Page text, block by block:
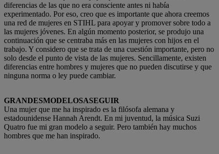
diferencias de las que no era consciente antes ni había
experimentado. Por eso, creo que es importante que ahora creemos
una red de mujeres en STIHL para apoyar y promover sobre todo a
las mujeres jóvenes. En algún momento posterior, se produjo una
continuación que se centraba más en las mujeres con hijos en el
trabajo. Y considero que se trata de una cuestión importante, pero no
solo desde el punto de vista de las mujeres. Sencillamente, existen
diferencias entre hombres y mujeres que no pueden discutirse y que
ninguna norma o ley puede cambiar.
GRANDESMODELOSASEGUIR
Una mujer que me ha inspirado es la filósofa alemana y
estadounidense Hannah Arendt. En mi juventud, la música Suzi
Quatro fue mi gran modelo a seguir. Pero también hay muchos
hombres que me han inspirado.